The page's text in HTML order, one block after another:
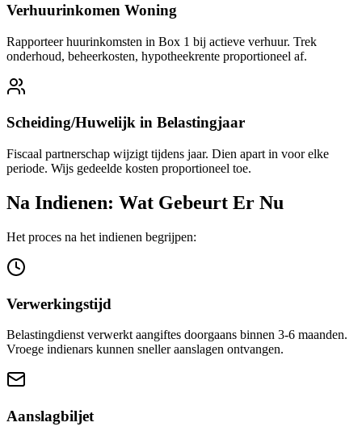
Verhuurinkomen Woning
Rapporteer huurinkomsten in Box 1 bij actieve verhuur. Trek
onderhoud, beheerkosten, hypotheekrente proportioneel af.
Scheiding/Huwelijk in Belastingjaar
Fiscaal partnerschap wijzigt tijdens jaar. Dien apart in voor elke
periode. Wijs gedeelde kosten proportioneel toe.
Na Indienen: Wat Gebeurt Er Nu
Het proces na het indienen begrijpen:
Verwerkingstijd
Belastingdienst verwerkt aangiftes doorgaans binnen 3-6 maanden.
Vroege indienars kunnen sneller aanslagen ontvangen.
Aanslagbiljet